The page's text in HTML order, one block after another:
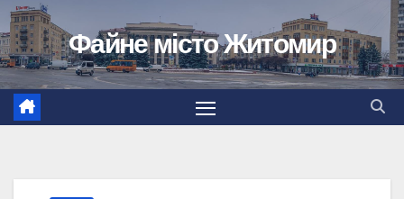
Перейти
до
вмісту
Файне місто Житомир